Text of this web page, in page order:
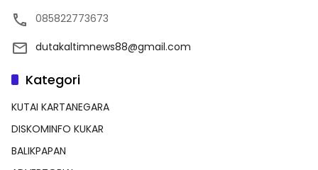
085822773673
dutakaltimnews88@gmail.com
Kategori
KUTAI KARTANEGARA
DISKOMINFO KUKAR
BALIKPAPAN